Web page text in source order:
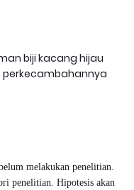
biji kacang hijau
melakukan penelitian.
penelitian. Hipotesis akan